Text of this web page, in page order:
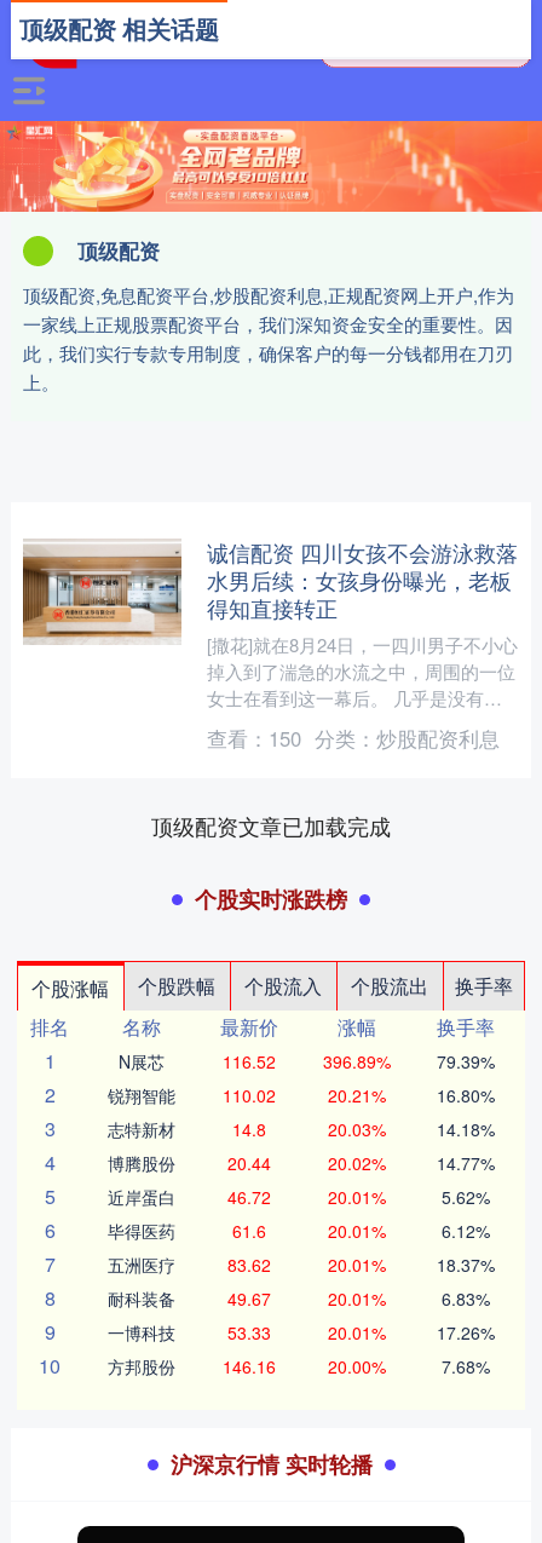
顶级配资
顶级配资,免息配资平台,炒股配资利息,正规配资网上开户,作为
一家线上正规股票配资平台，我们深知资金安全的重要性。因
此，我们实行专款专用制度，确保客户的每一分钱都用在刀刃
上。
顶级配资 相关话题
诚信配资 四川女孩不会游泳救落
水男后续：女孩身份曝光，老板
得知直接转正
[撒花]就在8月24日，一四川男子不小心
掉入到了湍急的水流之中，周围的一位
女士在看到这一幕后。 几乎是没有犹
豫，套着救生圈就下去救人了，并且更
加令人感到意外的是....
查看： 150 分类： 炒股配资利息
顶级配资文章已加载完成
个股实时涨跌榜
个股涨幅 个股跌幅 个股流入 个股流出
换手率
排名
名称 最新价 涨幅
换手率
1
N展芯 116.52 396.89% 79.39%
2 锐翔智能 110.02 20.21% 16.80%
3 志特新材 14.8 20.03% 14.18%
4 博腾股份 20.44 20.02% 14.77%
5 近岸蛋白 46.72 20.01% 5.62%
6 毕得医药 61.6 20.01% 6.12%
7 五洲医疗 83.62 20.01% 18.37%
8 耐科装备 49.67 20.01% 6.83%
9 一博科技 53.33 20.01% 17.26%
10 方邦股份 146.16 20.00% 7.68%
沪深京行情 实时轮播